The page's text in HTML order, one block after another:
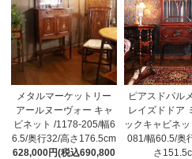
メタルマーケットリー
アールヌーヴォー キャ
ビネット /1178-205/幅6
6.5/奥行32/高さ176.5cm
628,000円(税込690,800
ピアスドパル
レイズドドア
ックキャビネ
081/幅60.5/奥
さ